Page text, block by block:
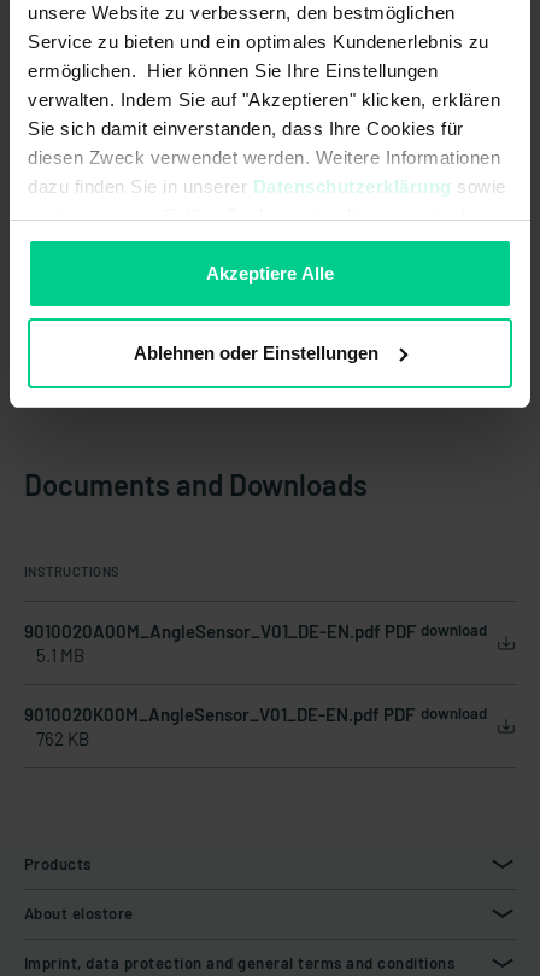
unsere Website zu verbessern, den bestmöglichen
Service zu bieten und ein optimales Kundenerlebnis zu
ermöglichen. Hier können Sie Ihre Einstellungen
verwalten. Indem Sie auf "Akzeptieren" klicken, erklären
Sie sich damit einverstanden, dass Ihre Cookies für
diesen Zweck verwendet werden. Weitere Informationen
dazu finden Sie in unserer Datenschutzerklärung sowie
imImpressum. Sollten Sie hiermit nicht einverstanden
sein, können Sie die Verwendung von Cookies hier
Akzeptiere Alle
Ablehnen oder Einstellungen
Create offer
Country of origin Germany
Item weight 0.0733 kg
Documents and Downloads
INSTRUCTIONS
9010020A00M_AngleSensor_V01_DE-EN.pdf PDF
5.1 MB
download
9010020K00M_AngleSensor_V01_DE-EN.pdf PDF
762 KB
download
Products
About elostore
Imprint, data protection and general terms and conditions